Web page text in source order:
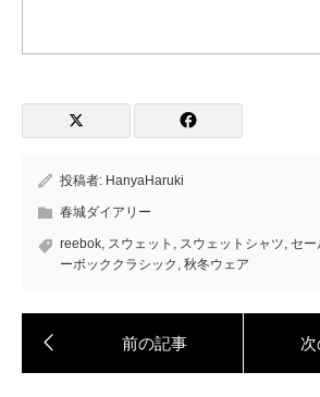
投稿者: HanyaHaruki
春城ダイアリー
reebok スウェット スウェットシャツ セー
ーボッククラシック 秋冬ウェア